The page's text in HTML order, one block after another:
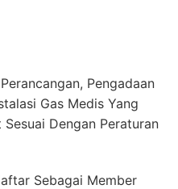
Pengadaan
Gas Medis Yang
Dengan Peraturan
Sebagai Member